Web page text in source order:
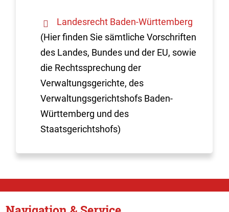
Landesrecht Baden-Württemberg
(Hier finden Sie sämtliche Vorschriften
des Landes, Bundes und der EU, sowie
die Rechtssprechung der
Verwaltungsgerichte, des
Verwaltungsgerichtshofs Baden-
Württemberg und des
Staatsgerichtshofs)